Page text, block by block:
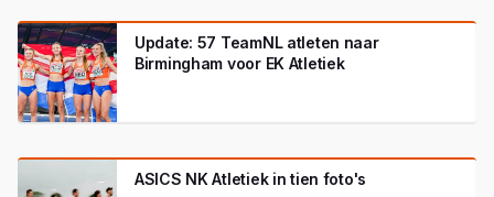
Update: 57 TeamNL atleten naar
Birmingham voor EK Atletiek
ASICS NK Atletiek in tien foto's